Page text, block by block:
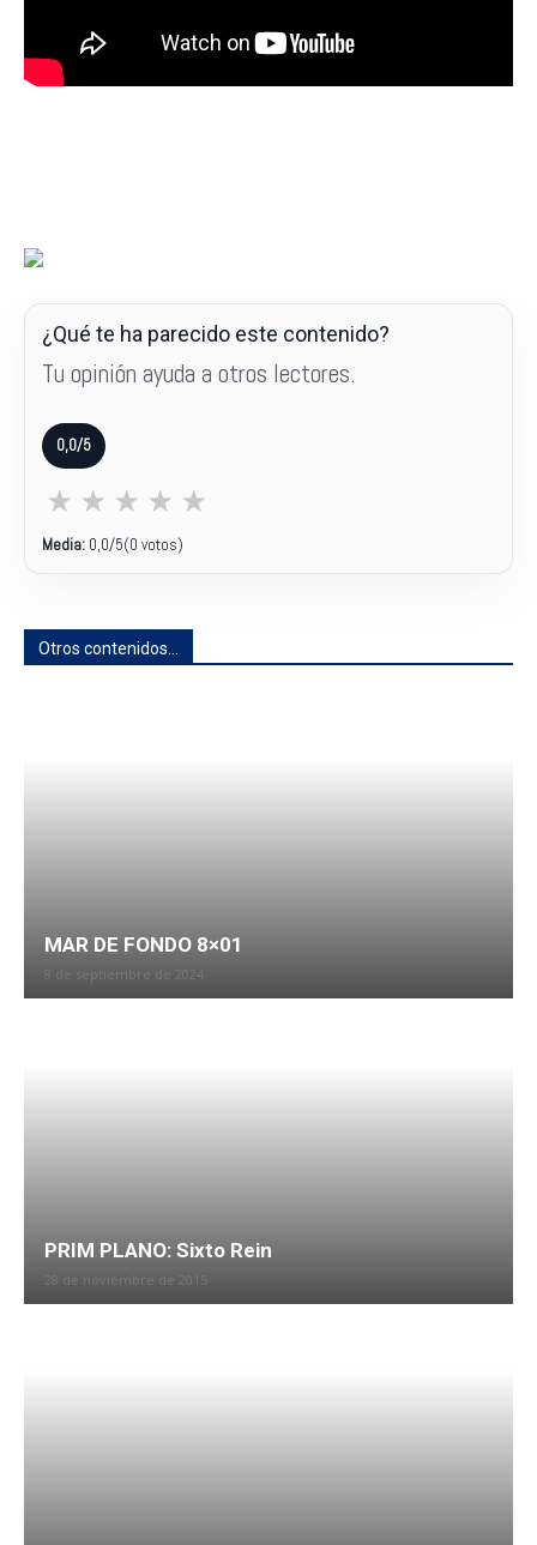
¿Qué te ha parecido este contenido?
Tu opinión ayuda a otros lectores.
0,0/5
★ ★ ★ ★ ★
Media: 0,0/5(0 votos)
Otros contenidos...
MAR DE FONDO 8×01
PRIM PLANO: Sixto Rein
28 de noviembre de 2015